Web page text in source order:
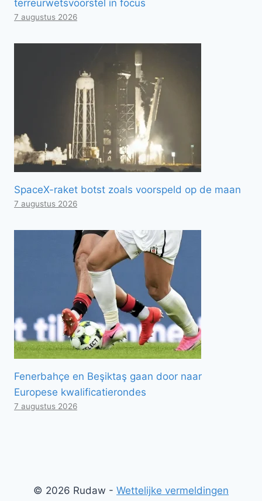
terreurwetsvoorstel in focus
7 augustus 2026
SpaceX-raket botst zoals voorspeld op de maan
7 augustus 2026
Fenerbahçe en Beşiktaş gaan door naar
Europese kwalificatierondes
7 augustus 2026
© 2026 Rudaw - Wettelijke vermeldingen